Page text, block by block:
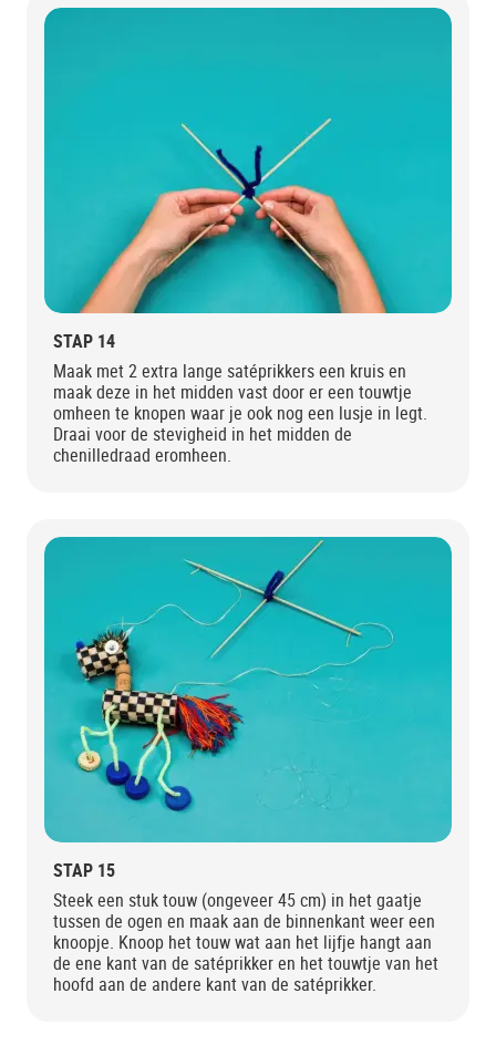
STAP 14
Maak met 2 extra lange satéprikkers een kruis en
maak deze in het midden vast door er een touwtje
omheen te knopen waar je ook nog een lusje in legt.
Draai voor de stevigheid in het midden de
chenilledraad eromheen.
STAP 15
Steek een stuk touw (ongeveer 45 cm) in het gaatje
tussen de ogen en maak aan de binnenkant weer een
knoopje. Knoop het touw wat aan het lijfje hangt aan
de ene kant van de satéprikker en het touwtje van het
hoofd aan de andere kant van de satéprikker.